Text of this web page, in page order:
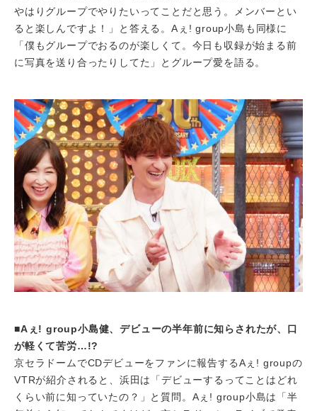
やはりグループでやりたいってことだと思う。メンバーとい
ると楽しんですよ！」と答える。Aぇ! group小島も同様に
「僕もグループでおるのが楽しくて。今日も収録が始まる前
に写真を送り合ったりしてた」とグループ愛を語る。
■Aぇ! group小島健、デビューの半年前に知らされたが、口
が軽くて苦労…!?
京セラドームでCDデビューをファンに報告するAぇ! groupの
VTRが紹介されると、浜田は「デビューするってことはどれ
くらい前に知っていたの？」と質問。Aぇ! group小島は「半